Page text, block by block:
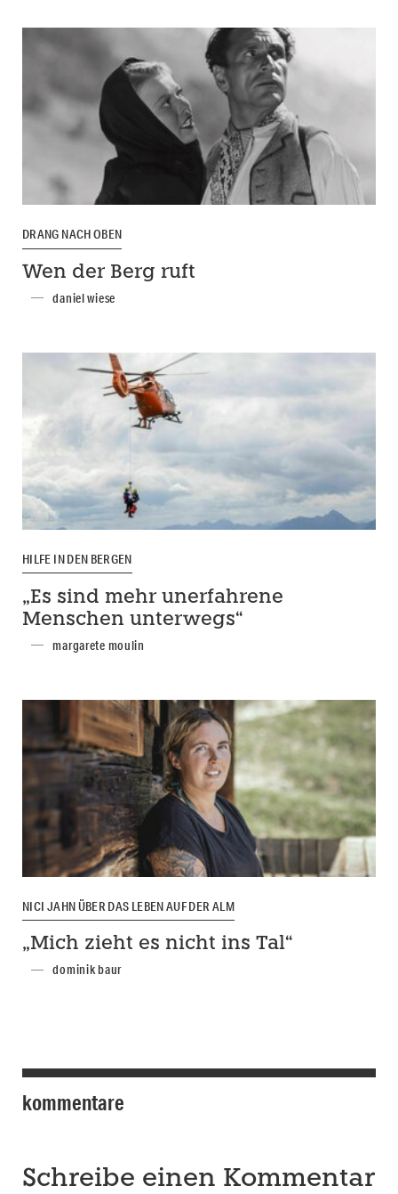
DRANG NACH OBEN
Wen der Berg ruft
daniel wiese
HILFE IN DEN BERGEN
„Es sind mehr unerfahrene
Menschen unterwegs“
margarete moulin
NICI JAHN ÜBER DAS LEBEN AUF DER ALM
„Mich zieht es nicht ins Tal“
dominik baur
kommentare
Schreibe einen Kommentar